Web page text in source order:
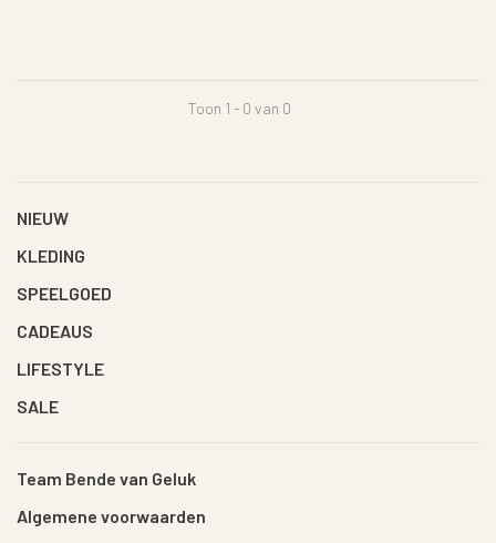
Toon 1 - 0 van 0
NIEUW
KLEDING
SPEELGOED
CADEAUS
LIFESTYLE
SALE
Team Bende van Geluk
Algemene voorwaarden